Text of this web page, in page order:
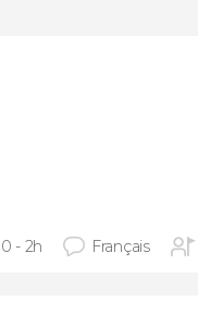
- 2h Français